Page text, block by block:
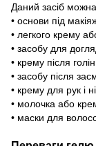
Даний засіб можна
• основи під
• легкого крему
• засобу для
• крему після
• засобу після
• крему для рук і
• молочка або
• маски для